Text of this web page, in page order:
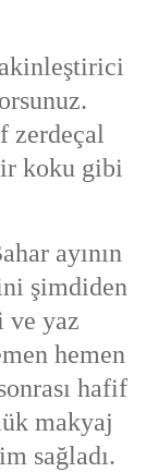
zerdeçal
koku gibi
ayının
şimdiden
ve yaz
hemen
hafif
makyaj
sağladı.